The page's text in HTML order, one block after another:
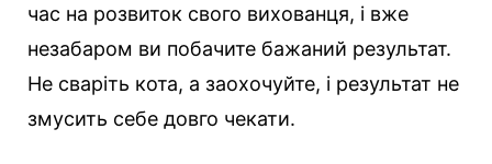
час на розвиток свого вихованця, і вже
незабаром ви побачите бажаний результат.
Не сваріть кота, а заохочуйте, і результат не
змусить себе довго чекати.